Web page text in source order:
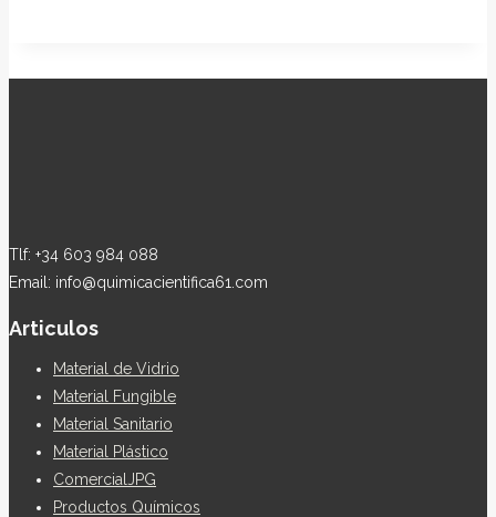
Tlf: +34 603 984 088
Email: info@quimicacientifica61.com
Articulos
Material de Vidrio
Material Fungible
Material Sanitario
Material Plástico
ComercialJPG
Productos Químicos